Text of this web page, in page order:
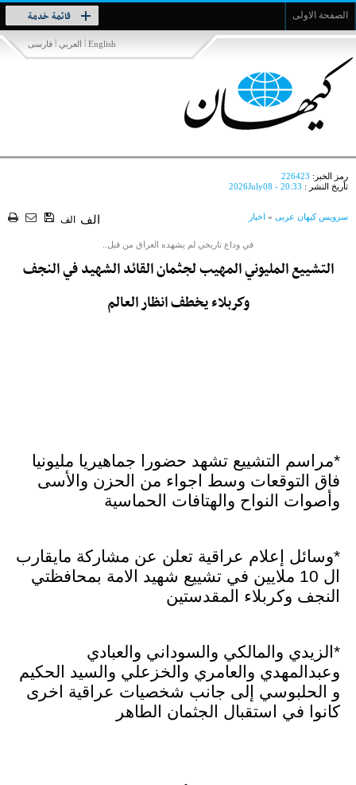
الصفحة الاولى قائمة خدمة
Toggle
navigation
فارسی | العربي | English
رمز الخبر: 226423
تأريخ النشر : 2026July08 - 20:33
سرویس کیهان عربی » اخبار الف الف
في وداع تاريخي لم يشهده العراق من قبل..
التشييع المليوني المهيب لجثمان القائد الشهيد في النجف
وكربلاء يخطف انظار العالم
*مراسم التشييع تشهد حضورا جماهيريا مليونيا
فاق التوقعات وسط اجواء من الحزن والأسى
وأصوات النواح والهتافات الحماسية
*وسائل إعلام عراقية تعلن عن مشاركة مايقارب
ال 10 ملايين في تشييع شهيد الامة بمحافظتي
النجف وكربلاء المقدستين
*الزيدي والمالكي والسوداني والعبادي
وعبدالمهدي والعامري والخزعلي والسيد الحكيم
و الحلبوسي إلى جانب شخصيات عراقية اخرى
كانوا في استقبال الجثمان الطاهر